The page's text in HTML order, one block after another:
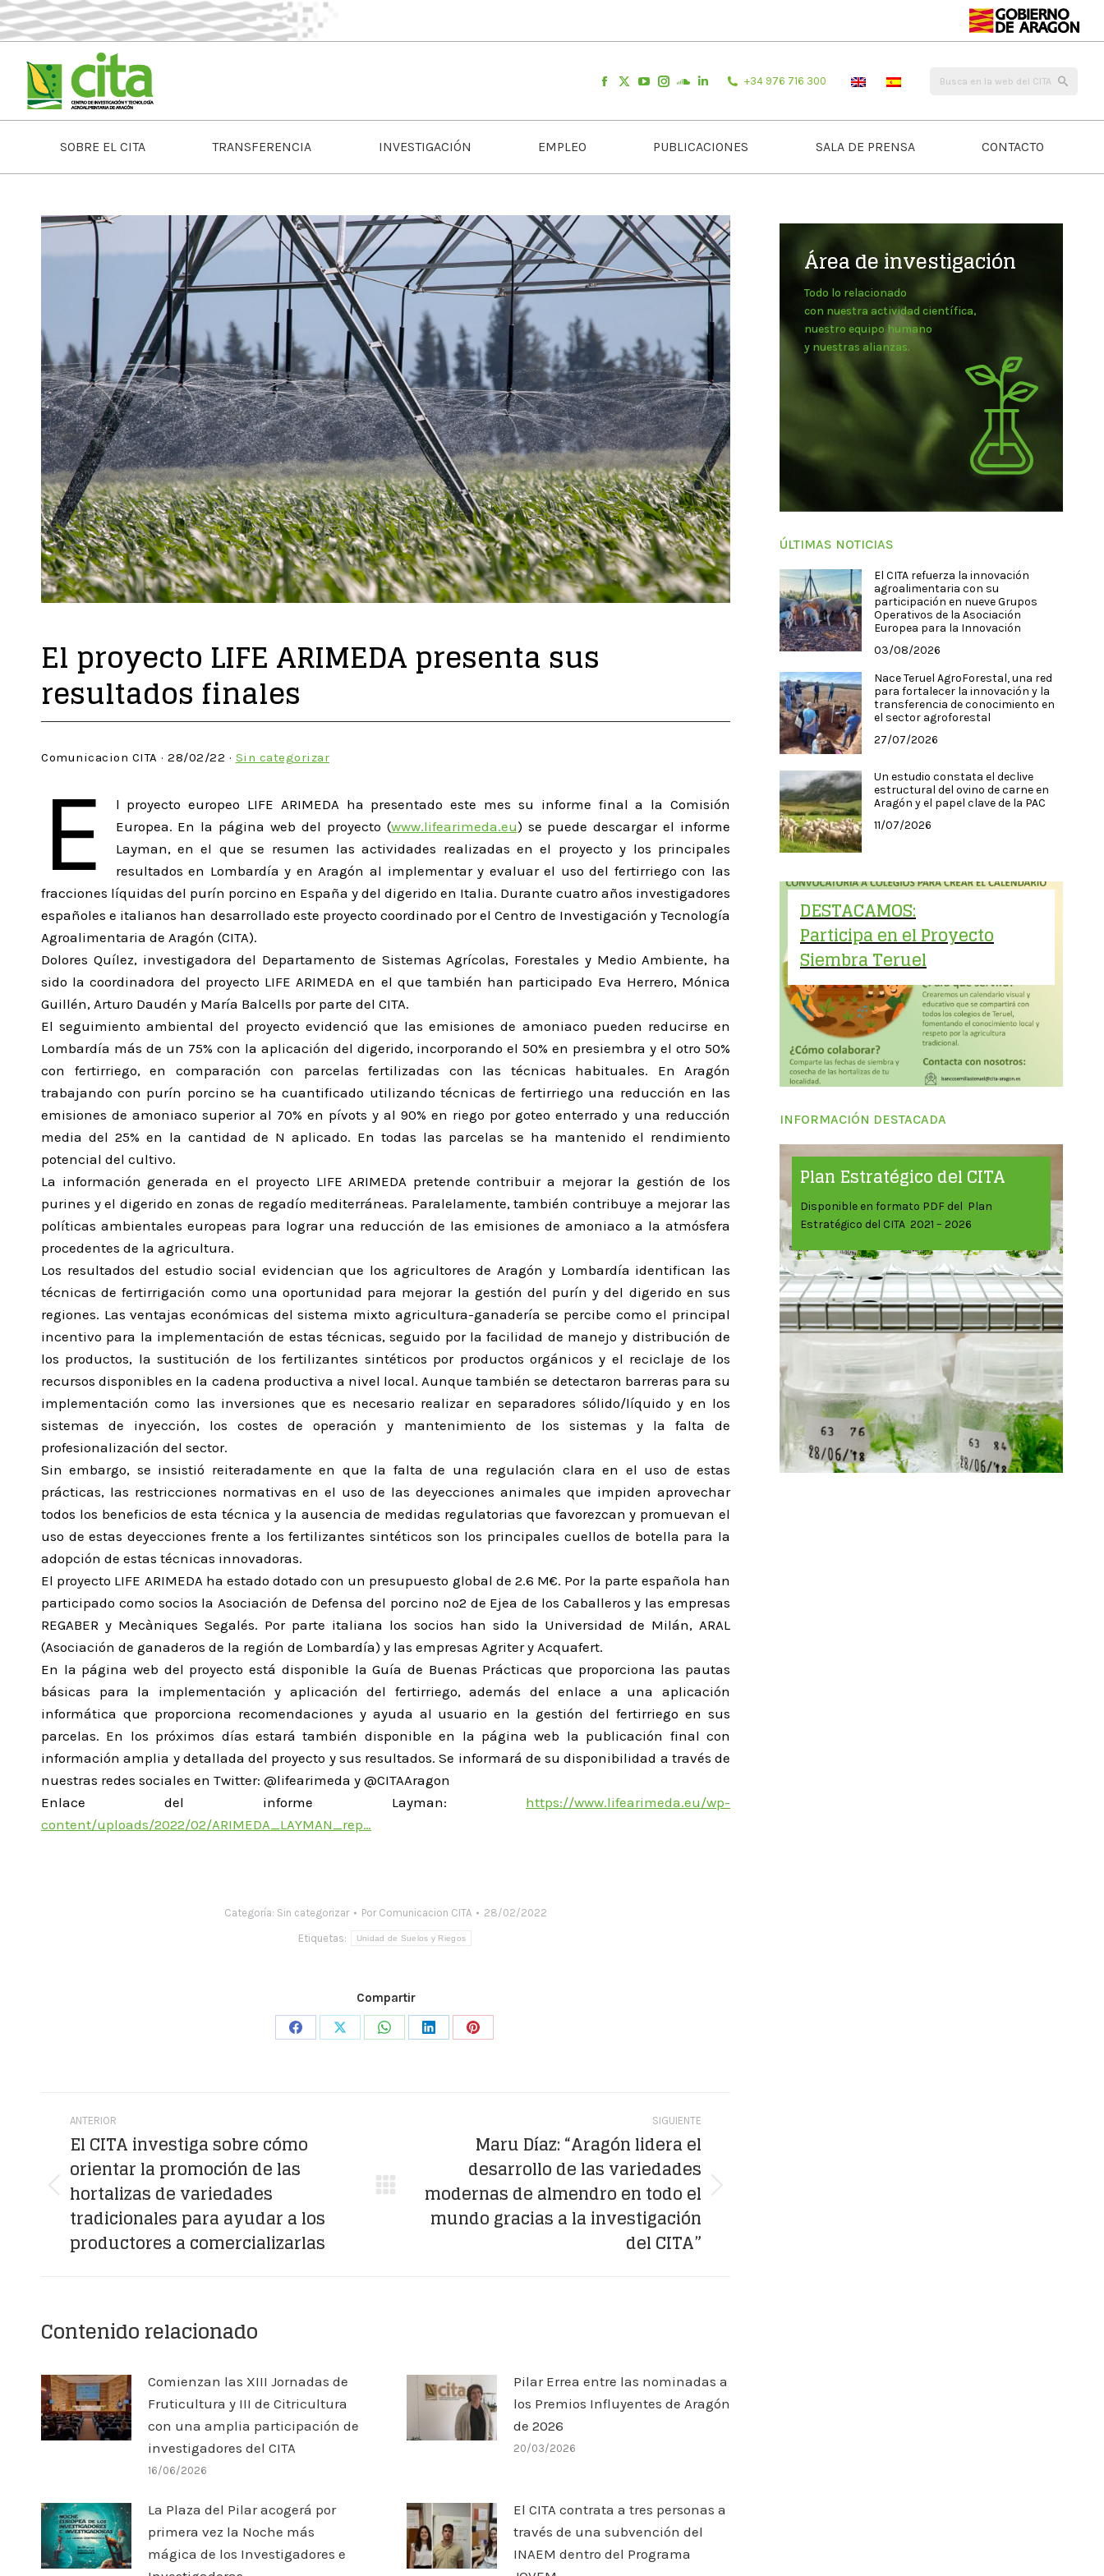
+34 976 716 300
SOBRE EL CITA TRANSFERENCIA INVESTIGACIÓN EMPLEO PUBLICACIONES SALA DE PRENSA CONTACTO
El proyecto LIFE ARIMEDA presenta sus
resultados finales
Comunicacion CITA · 28/02/22 · Sin categorizar
E
l proyecto europeo LIFE ARIMEDA ha presentado este mes su informe final a la Comisión
Europea. En la página web del proyecto (www.lifearimeda.eu) se puede descargar el informe
Layman, en el que se resumen las actividades realizadas en el proyecto y los principales
resultados en Lombardía y en Aragón al implementar y evaluar el uso del fertirriego con las
fracciones líquidas del purín porcino en España y del digerido en Italia. Durante cuatro años investigadores
españoles e italianos han desarrollado este proyecto coordinado por el Centro de Investigación y Tecnología
Agroalimentaria de Aragón (CITA).
Dolores Quílez, investigadora del Departamento de Sistemas Agrícolas, Forestales y Medio Ambiente, ha
sido la coordinadora del proyecto LIFE ARIMEDA en el que también han participado Eva Herrero, Mónica
Guillén, Arturo Daudén y María Balcells por parte del CITA.
El seguimiento ambiental del proyecto evidenció que las emisiones de amoniaco pueden reducirse en
Lombardía más de un 75% con la aplicación del digerido, incorporando el 50% en presiembra y el otro 50%
con fertirriego, en comparación con parcelas fertilizadas con las técnicas habituales. En Aragón
trabajando con purín porcino se ha cuantificado utilizando técnicas de fertirriego una reducción en las
emisiones de amoniaco superior al 70% en pívots y al 90% en riego por goteo enterrado y una reducción
media del 25% en la cantidad de N aplicado. En todas las parcelas se ha mantenido el rendimiento
potencial del cultivo.
La información generada en el proyecto LIFE ARIMEDA pretende contribuir a mejorar la gestión de los
purines y el digerido en zonas de regadío mediterráneas. Paralelamente, también contribuye a mejorar las
políticas ambientales europeas para lograr una reducción de las emisiones de amoniaco a la atmósfera
procedentes de la agricultura.
Los resultados del estudio social evidencian que los agricultores de Aragón y Lombardía identifican las
técnicas de fertirrigación como una oportunidad para mejorar la gestión del purín y del digerido en sus
regiones. Las ventajas económicas del sistema mixto agricultura-ganadería se percibe como el principal
incentivo para la implementación de estas técnicas, seguido por la facilidad de manejo y distribución de
los productos, la sustitución de los fertilizantes sintéticos por productos orgánicos y el reciclaje de los
recursos disponibles en la cadena productiva a nivel local. Aunque también se detectaron barreras para su
implementación como las inversiones que es necesario realizar en separadores sólido/líquido y en los
sistemas de inyección, los costes de operación y mantenimiento de los sistemas y la falta de
profesionalización del sector.
Sin embargo, se insistió reiteradamente en que la falta de una regulación clara en el uso de estas
prácticas, las restricciones normativas en el uso de las deyecciones animales que impiden aprovechar
todos los beneficios de esta técnica y la ausencia de medidas regulatorias que favorezcan y promuevan el
uso de estas deyecciones frente a los fertilizantes sintéticos son los principales cuellos de botella para la
adopción de estas técnicas innovadoras.
El proyecto LIFE ARIMEDA ha estado dotado con un presupuesto global de 2.6 M€. Por la parte española han
participado como socios la Asociación de Defensa del porcino nº2 de Ejea de los Caballeros y las empresas
REGABER y Mecàniques Segalés. Por parte italiana los socios han sido la Universidad de Milán, ARAL
(Asociación de ganaderos de la región de Lombardía) y las empresas Agriter y Acquafert.
En la página web del proyecto está disponible la Guía de Buenas Prácticas que proporciona las pautas
básicas para la implementación y aplicación del fertirriego, además del enlace a una aplicación
informática que proporciona recomendaciones y ayuda al usuario en la gestión del fertirriego en sus
parcelas. En los próximos días estará también disponible en la página web la publicación final con
información amplia y detallada del proyecto y sus resultados. Se informará de su disponibilidad a través de
nuestras redes sociales en Twitter: @lifearimeda y @CITAAragon
Enlace del informe Layman: https://www.lifearimeda.eu/wp-
content/uploads/2022/02/ARIMEDA_LAYMAN_rep…
Categoría: Sin categorizar Por Comunicacion CITA 28/02/2022
Etiquetas: Unidad de Suelos y Riegos
Compartir
Share
Share
Share
Share
Share
Navegación
entre
publicaciones
ANTERIOR
Publicación
anterior:
El CITA investiga sobre cómo
orientar la promoción de las
hortalizas de variedades
tradicionales para ayudar a los
productores a comercializarlas
SIGUIENTE
Publicación
siguiente:
Maru Díaz: “Aragón lidera el
desarrollo de las variedades
modernas de almendro en todo el
mundo gracias a la investigación
del CITA”
Contenido relacionado
Comienzan las XIII Jornadas de
Fruticultura y III de Citricultura
con una amplia participación de
investigadores del CITA
16/06/2026
Pilar Errea entre las nominadas a
los Premios Influyentes de Aragón
de 2026
20/03/2026
La Plaza del Pilar acogerá por
primera vez la Noche más
mágica de los Investigadores e
El CITA contrata a tres personas a
través de una subvención del
INAEM dentro del Programa
Área de investigación
Todo lo relacionado
con nuestra actividad científica,
nuestro equipo humano
y nuestras alianzas.
ÚLTIMAS NOTICIAS
El CITA refuerza la innovación
agroalimentaria con su
participación en nueve Grupos
Operativos de la Asociación
Europea para la Innovación
03/08/2026
Nace Teruel AgroForestal, una red
para fortalecer la innovación y la
transferencia de conocimiento en
el sector agroforestal
27/07/2026
Un estudio constata el declive
estructural del ovino de carne en
Aragón y el papel clave de la PAC
11/07/2026
DESTACAMOS:
Participa en el Proyecto
Siembra Teruel
INFORMACIÓN DESTACADA
Plan Estratégico del CITA
Disponible en formato PDF del Plan
Estratégico del CITA 2021 – 2026